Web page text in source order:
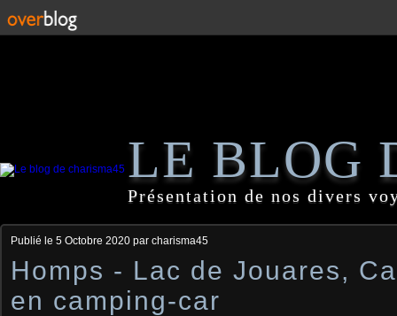
LE BLOG
Présentation de nos divers
Publié le 5 Octobre 2020 par charisma45
Homps - Lac de Jouares,
en camping-car